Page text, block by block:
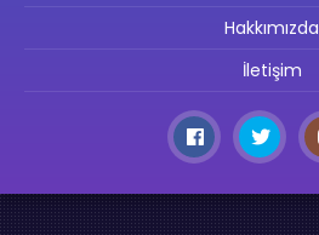
Hakkımızda
İletişim